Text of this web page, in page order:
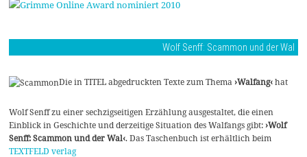
Wolf Senff: Scammon und der Wal
Die in TITEL abgedruckten Texte zum Thema›Walfang‹hat
Wolf Senff zu einer sechzigseitigen Erzählung ausgestaltet, die einen
Einblick in Geschichte und derzeitige Situation des Walfangs gibt:›Wolf
Senff: Scammon und der Wal‹. Das Taschenbuch ist erhältlich beim
TEXTFELD verlag